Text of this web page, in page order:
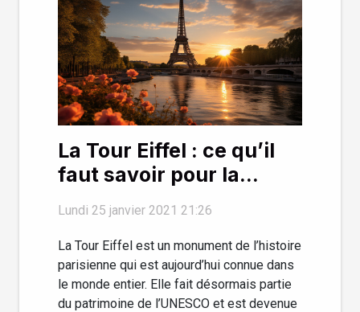
La Tour Eiffel : ce qu’il
faut savoir pour la
Lundi 25 janvier 2021 21:26
La Tour Eiffel est un monument de l’histoire
parisienne qui est aujourd’hui connue dans
le monde entier. Elle fait désormais partie
du patrimoine de l’UNESCO et est devenue